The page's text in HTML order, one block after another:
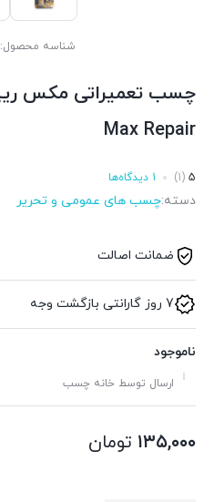
شناسه محصول:
Max Repair
5
(1) 1 دیدگاه‌ها
دسته:چسب های عمومی و تحریر
ضمانت اصالت
7 روز گارانتی بازگشت وجه
ناموجود
ارسال توسط خانه چسب
۱۳۵,۰۰۰ تومان